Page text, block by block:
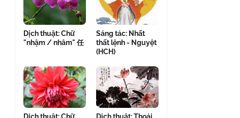
Dịch thuật: Chữ
"nhậm / nhâm" 任
Sáng tác: Nhất
thất lệnh - Nguyệt
(HCH)